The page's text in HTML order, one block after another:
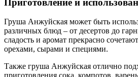
Груша Анжуйская может быть
различных блюд – от десертов до
сладость и аромат прекрасно
орехами, сырами и специями.
Также груша Анжуйская отлично